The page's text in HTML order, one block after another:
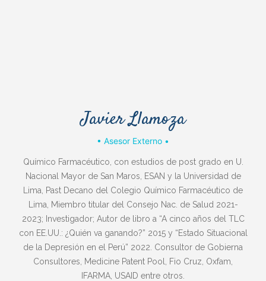
Javier Llamoza
• Asesor Externo •
Químico Farmacéutico, con estudios de post grado en U.
Nacional Mayor de San Maros, ESAN y la Universidad de
Lima, Past Decano del Colegio Químico Farmacéutico de
Lima, Miembro titular del Consejo Nac. de Salud 2021-
2023; Investigador; Autor de libro a “A cinco años del TLC
con EE.UU.: ¿Quién va ganando?” 2015 y “Estado Situacional
de la Depresión en el Perú” 2022. Consultor de Gobierna
Consultores, Medicine Patent Pool, Fio Cruz, Oxfam,
IFARMA, USAID entre otros.